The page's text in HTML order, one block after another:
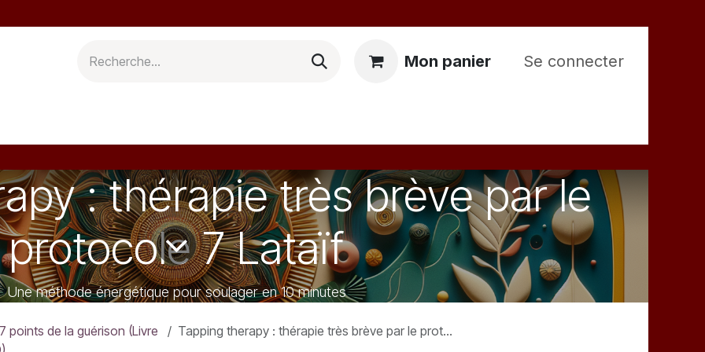
Mon panier Se connecter
: thérapie très brève par le
protocole 7 Lataïf
Une méthode énergétique pour soulager en 10 minutes
points de la guérison (Livre
Tapping therapy : thérapie très brève par le protocole 7 Lataïf